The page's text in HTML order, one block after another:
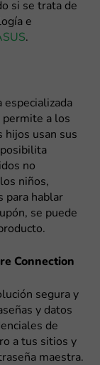
si se trata de
e
.
especializada
permite a los
hijos usan sus
no
niños,
para hablar
se puede
Connection
segura y
y datos
de
a tus sitios y
maestra.